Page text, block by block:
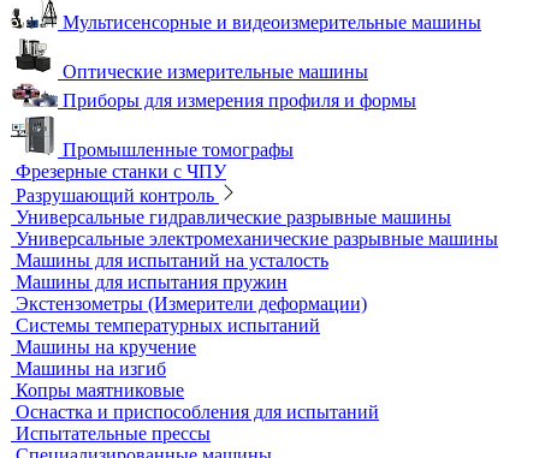
Автоматизация и роботизация
Автоматизация производственных процессов
Оборудование для контроля качества геометрии
Вертикальные фрезерные станки по металлу
Комлектующие для КИМ
Лазерные маркировщики
Оборудование для контроля геометрии
3D-сканеры
Аксессуары для метрологического оборудования
Видеоизмерительные машины
Координатно-измерительные машины
Лазерные трекеры
Мультисенсорные и видеоизмерительные машины
Оптические измерительные машины
Приборы для измерения профиля и формы
Промышленные томографы
Фрезерные станки с ЧПУ